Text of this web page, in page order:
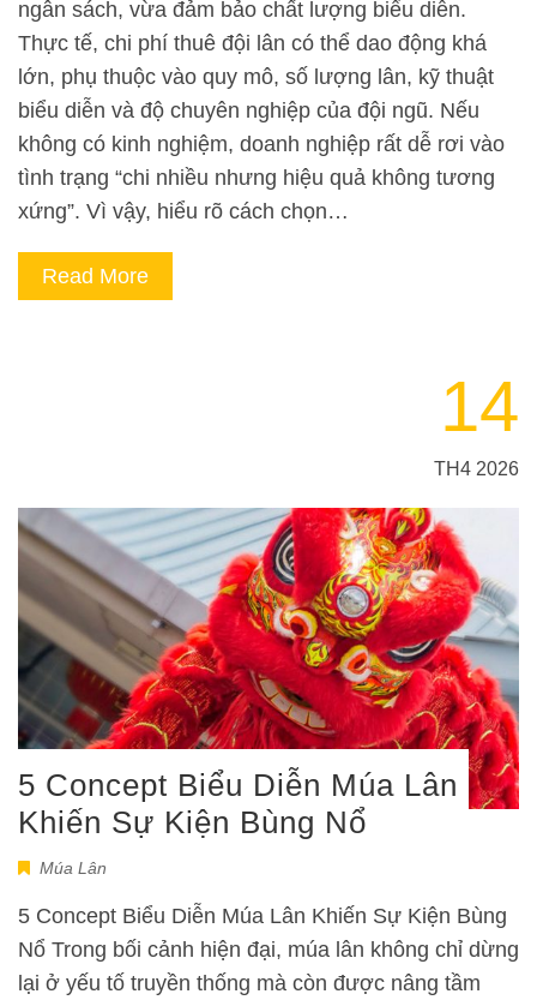
ngân sách, vừa đảm bảo chất lượng biểu diễn.
Thực tế, chi phí thuê đội lân có thể dao động khá
lớn, phụ thuộc vào quy mô, số lượng lân, kỹ thuật
biểu diễn và độ chuyên nghiệp của đội ngũ. Nếu
không có kinh nghiệm, doanh nghiệp rất dễ rơi vào
tình trạng “chi nhiều nhưng hiệu quả không tương
xứng”. Vì vậy, hiểu rõ cách chọn…
Read More
14
TH4 2026
5 Concept Biểu Diễn Múa Lân
Khiến Sự Kiện Bùng Nổ
Múa Lân
5 Concept Biểu Diễn Múa Lân Khiến Sự Kiện Bùng
Nổ Trong bối cảnh hiện đại, múa lân không chỉ dừng
lại ở yếu tố truyền thống mà còn được nâng tầm